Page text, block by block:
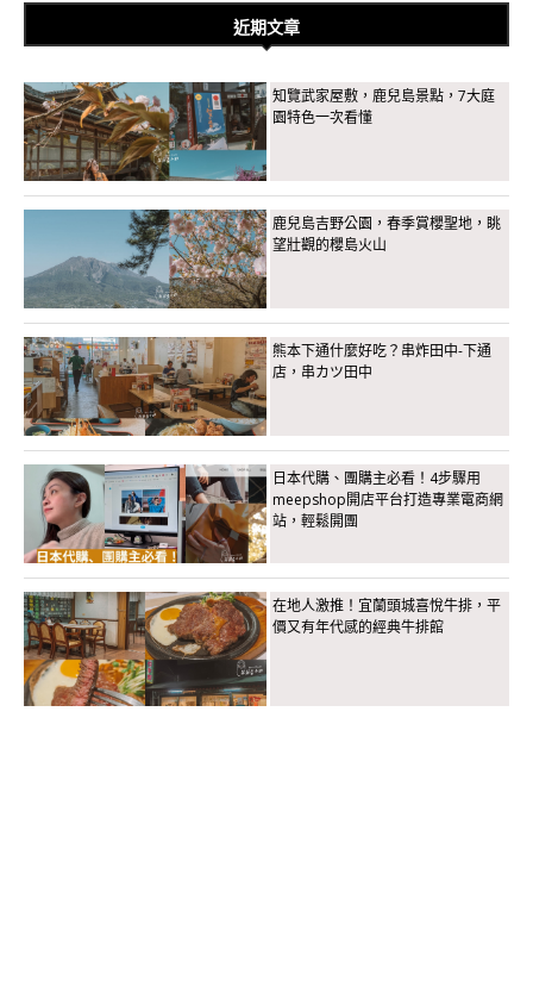
近期文章
知覽武家屋敷，鹿兒島景點，7大庭
園特色一次看懂
鹿兒島吉野公園，春季賞櫻聖地，眺
望壯觀的櫻島火山
熊本下通什麼好吃？串炸田中-下通
店，串カツ田中
日本代購、團購主必看！4步驟用
meepshop開店平台打造專業電商網
站，輕鬆開團
在地人激推！宜蘭頭城喜悅牛排，平
價又有年代感的經典牛排館